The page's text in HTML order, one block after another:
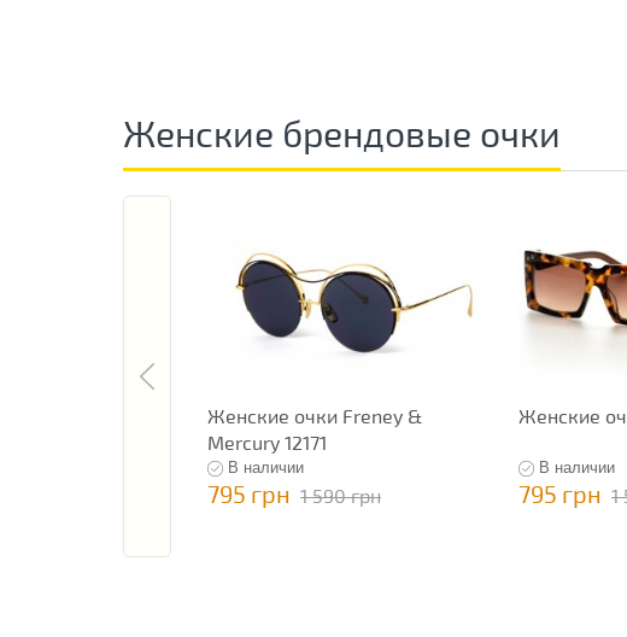
Женские брендовые очки
Женские очки Freney &
Mercury 12171
В наличии
795 грн 1 590 грн
Женские
В наличии
795 грн 1